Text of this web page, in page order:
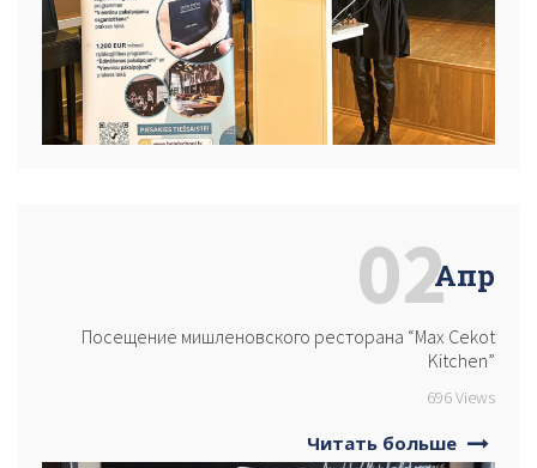
Апр
Посещение мишленовского ресторана “Max Cekot
Kitchen”
696 Views
Читать больше
02